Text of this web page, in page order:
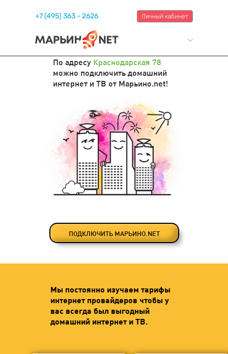
+7 (495) 363 - 2626 Личный кабинет
По адресу Краснодарская 78
можно подключить домашний
интернет и ТВ от Марьино.net!
ПОДКЛЮЧИТЬ МАРЬИНО.NET
Мы постоянно изучаем тарифы
интернет провайдеров чтобы у
вас всегда был выгодный
домашний интернет и ТВ.